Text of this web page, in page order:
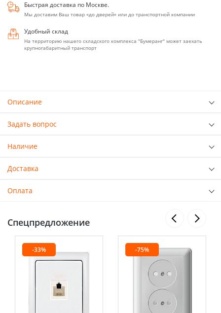
Быстрая доставка по Москве.
Мы доставим Ваш товар «до дверей» или до транспортной компании
Удобный склад
На территорию нашего складского комплекса "Бумеранг" может заехать
крупногабаритный транспорт
Описание
Задать вопрос
Наличие
Доставка
Оплата
Спецпредложение
-33% -75%